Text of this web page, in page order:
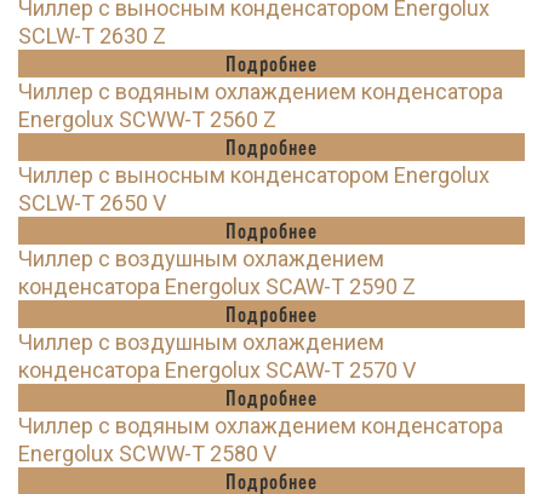
Чиллер с выносным конденсатором Energolux
SCLW-T 2630 Z
Подробнее
Чиллер с водяным охлаждением конденсатора
Energolux SCWW-T 2560 Z
Подробнее
Чиллер с выносным конденсатором Energolux
SCLW-T 2650 V
Подробнее
Чиллер с воздушным охлаждением
конденсатора Energolux SCAW-T 2590 Z
Подробнее
Чиллер с воздушным охлаждением
конденсатора Energolux SCAW-T 2570 V
Подробнее
Чиллер с водяным охлаждением конденсатора
Energolux SCWW-T 2580 V
Подробнее